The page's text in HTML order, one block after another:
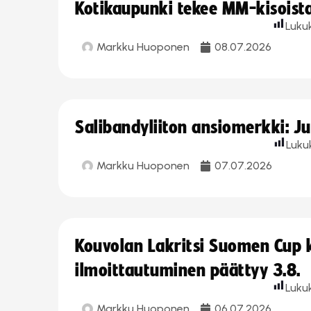
Kotikaupunki tekee MM-
Markku Huoponen 08.07.2026
Salibandyliiton ansiomerkki:
Markku Huoponen 07.07.2026
Kouvolan Lakritsi Suomen
ilmoittautuminen päättyy 3.8.